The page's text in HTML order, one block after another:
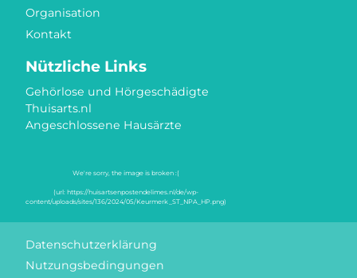
Organisation
Kontakt
Nützliche Links
Gehörlose und Hörgeschädigte
Thuisarts.nl
Angeschlossene Hausärzte
Datenschutzerklärung
Nutzungsbedingungen